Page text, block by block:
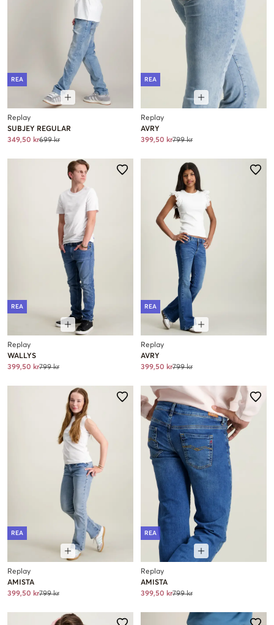
REA
Replay
SUBJEY REGULAR
349,50 kr699 kr
REA
Replay
AVRY
399,50 kr799 kr
REA
Replay
WALLYS
399,50 kr799 kr
REA
Replay
AVRY
399,50 kr799 kr
REA
Replay
AMISTA
399,50 kr799 kr
REA
Replay
AMISTA
399,50 kr799 kr